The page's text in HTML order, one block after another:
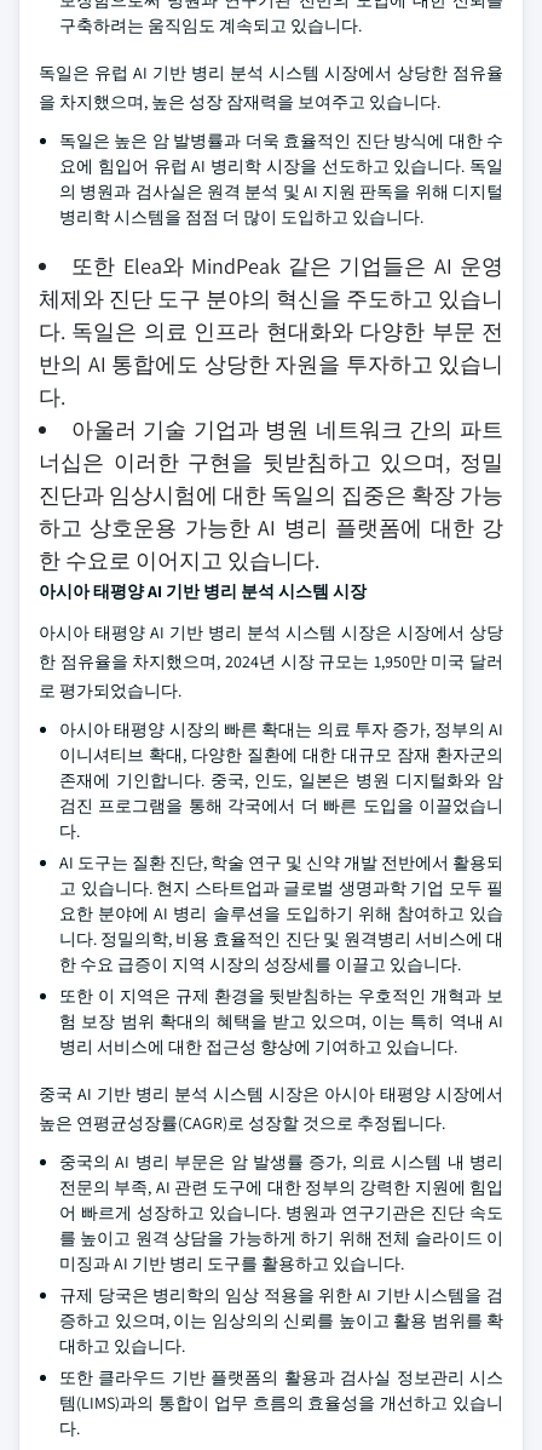
구축하려는 움직임도 계속되고 있습니다.
독일은 유럽 AI 기반 병리 분석 시스템 시장에서 상당한 점유율
을 차지했으며, 높은 성장 잠재력을 보여주고 있습니다.
독일은 높은 암 발병률과 더욱 효율적인 진단 방식에 대한 수
요에 힘입어 유럽 AI 병리학 시장을 선도하고 있습니다. 독일
의 병원과 검사실은 원격 분석 및 AI 지원 판독을 위해 디지털
병리학 시스템을 점점 더 많이 도입하고 있습니다.
또한 Elea와 MindPeak 같은 기업들은 AI 운영
체제와 진단 도구 분야의 혁신을 주도하고 있습니
다. 독일은 의료 인프라 현대화와 다양한 부문 전
반의 AI 통합에도 상당한 자원을 투자하고 있습니
다.
아울러 기술 기업과 병원 네트워크 간의 파트
너십은 이러한 구현을 뒷받침하고 있으며, 정밀
진단과 임상시험에 대한 독일의 집중은 확장 가능
하고 상호운용 가능한 AI 병리 플랫폼에 대한 강
한 수요로 이어지고 있습니다.
아시아 태평양AI 기반 병리 분석 시스템 시장
아시아 태평양 AI 기반 병리 분석 시스템 시장은 시장에서 상당
한 점유율을 차지했으며, 2024년 시장 규모는 1,950만 미국 달러
로 평가되었습니다.
아시아 태평양 시장의 빠른 확대는 의료 투자 증가, 정부의 AI
이니셔티브 확대, 다양한 질환에 대한 대규모 잠재 환자군의
존재에 기인합니다. 중국, 인도, 일본은 병원 디지털화와 암
검진 프로그램을 통해 각국에서 더 빠른 도입을 이끌었습니
다.
AI 도구는 질환 진단, 학술 연구 및 신약 개발 전반에서 활용되
고 있습니다. 현지 스타트업과 글로벌 생명과학 기업 모두 필
요한 분야에 AI 병리 솔루션을 도입하기 위해 참여하고 있습
니다. 정밀의학, 비용 효율적인 진단 및 원격병리 서비스에 대
한 수요 급증이 지역 시장의 성장세를 이끌고 있습니다.
또한 이 지역은 규제 환경을 뒷받침하는 우호적인 개혁과 보
험 보장 범위 확대의 혜택을 받고 있으며, 이는 특히 역내 AI
병리 서비스에 대한 접근성 향상에 기여하고 있습니다.
중국 AI 기반 병리 분석 시스템 시장은 아시아 태평양 시장에서
높은 연평균성장률(CAGR)로 성장할 것으로 추정됩니다.
중국의 AI 병리 부문은 암 발생률 증가, 의료 시스템 내 병리
전문의 부족, AI 관련 도구에 대한 정부의 강력한 지원에 힘입
어 빠르게 성장하고 있습니다. 병원과 연구기관은 진단 속도
를 높이고 원격 상담을 가능하게 하기 위해 전체 슬라이드 이
미징과 AI 기반 병리 도구를 활용하고 있습니다.
규제 당국은 병리학의 임상 적용을 위한 AI 기반 시스템을 검
증하고 있으며, 이는 임상의의 신뢰를 높이고 활용 범위를 확
대하고 있습니다.
또한 클라우드 기반 플랫폼의 활용과 검사실 정보관리 시스
템(LIMS)과의 통합이 업무 흐름의 효율성을 개선하고 있습니
다.